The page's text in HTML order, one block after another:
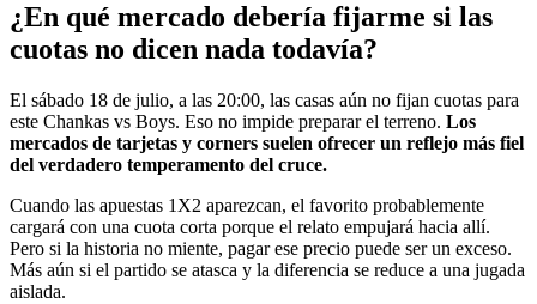
¿En qué mercado debería fijarme si las
cuotas no dicen nada todavía?
El sábado 18 de julio, a las 20:00, las casas aún no fijan cuotas para
este Chankas vs Boys. Eso no impide preparar el terreno. Los
mercados de tarjetas y corners suelen ofrecer un reflejo más fiel
del verdadero temperamento del cruce.
Cuando las apuestas 1X2 aparezcan, el favorito probablemente
cargará con una cuota corta porque el relato empujará hacia allí.
Pero si la historia no miente, pagar ese precio puede ser un exceso.
Más aún si el partido se atasca y la diferencia se reduce a una jugada
aislada.